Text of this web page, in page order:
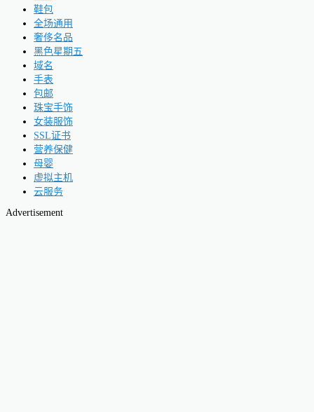
鞋包
全场通用
奢侈名品
黑色星期五
域名
手表
包邮
珠宝手饰
女装服饰
SSL证书
营养保健
母婴
虚拟主机
云服务
Advertisement